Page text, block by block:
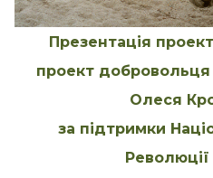
Презентація
проект добровольця
Олеся
за підтримки
Революції